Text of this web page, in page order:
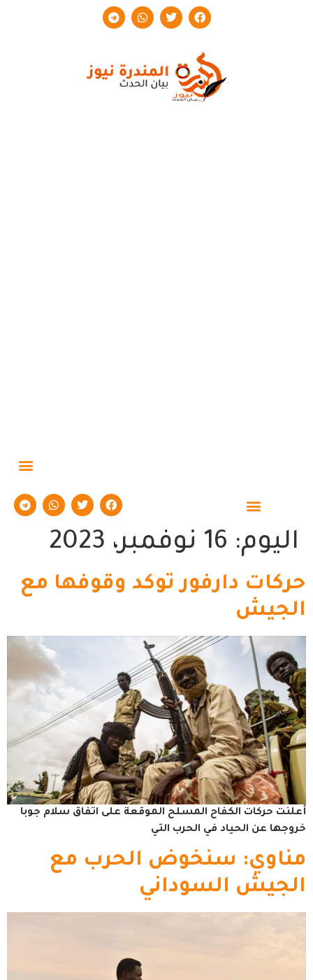
اليوم: 16 نوفمبر، 2023
حركات دارفور توكد وقوفها مع
الجيش
أعلنت حركات الكفاح المسلح الموقعة على اتفاق سلام جوبا
خروجها عن الحياد في الحرب التي
مناوي: سنخوض الحرب مع
الجيش السوداني